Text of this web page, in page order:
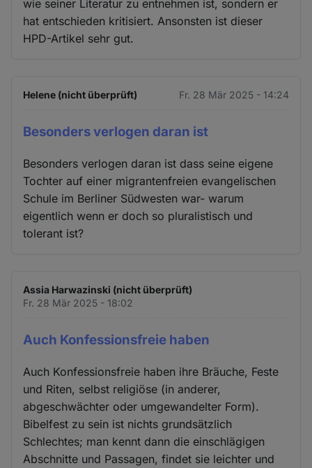
wie seiner Literatur zu entnehmen ist, sondern er
hat entschieden kritisiert. Ansonsten ist dieser
HPD-Artikel sehr gut.
Helene (nicht überprüft) Fr. 28 Mär 2025 - 14:24
Besonders verlogen daran ist
Besonders verlogen daran ist dass seine eigene
Tochter auf einer migrantenfreien evangelischen
Schule im Berliner Südwesten war- warum
eigentlich wenn er doch so pluralistisch und
tolerant ist?
Assia Harwazinski (nicht überprüft)
Fr. 28 Mär 2025 - 18:02
Auch Konfessionsfreie haben
Auch Konfessionsfreie haben ihre Bräuche, Feste
und Riten, selbst religiöse (in anderer,
abgeschwächter oder umgewandelter Form).
Bibelfest zu sein ist nichts grundsätzlich
Schlechtes; man kennt dann die einschlägigen
Abschnitte und Passagen, findet sie leichter und